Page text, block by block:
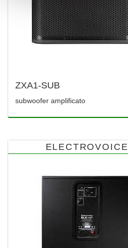
ZXA1-SUB
subwoofer amplificato
ELECTROVOICE